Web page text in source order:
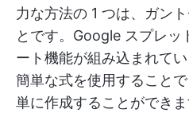
力な方法の 1 つは、ガン
とです。Google スプレッ
ート機能が組み込まれて
簡単な式を使用すること
単に作成することができま